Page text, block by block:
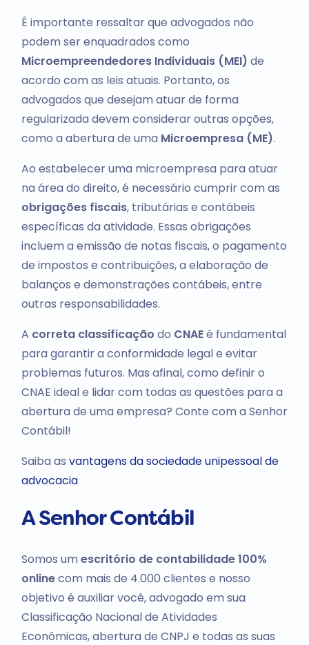
É importante ressaltar que advogados não
podem ser enquadrados como
Microempreendedores Individuais (MEI) de
acordo com as leis atuais. Portanto, os
advogados que desejam atuar de forma
regularizada devem considerar outras opções,
como a abertura de uma Microempresa (ME).
Ao estabelecer uma microempresa para atuar
na área do direito, é necessário cumprir com as
obrigações fiscais, tributárias e contábeis
específicas da atividade. Essas obrigações
incluem a emissão de notas fiscais, o pagamento
de impostos e contribuições, a elaboração de
balanços e demonstrações contábeis, entre
outras responsabilidades.
A correta classificação do CNAEé fundamental
para garantir a conformidade legal e evitar
problemas futuros. Mas afinal, como definir o
CNAE ideal e lidar com todas as questões para a
abertura de uma empresa? Conte com a Senhor
Contábil!
Saiba as vantagens da sociedade unipessoal de
advocacia
A Senhor Contábil
Somos umescritório de contabilidade 100%
onlinecom mais de 4.000 clientes e nosso
objetivo é auxiliar você, advogado em sua
Classificação Nacional de Atividades
Econômicas, abertura de CNPJ e todas as suas